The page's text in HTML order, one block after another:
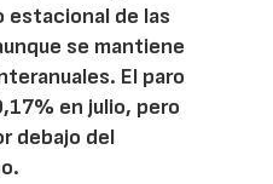
de las
se mantiene
El paro
en julio, pero
debajo del